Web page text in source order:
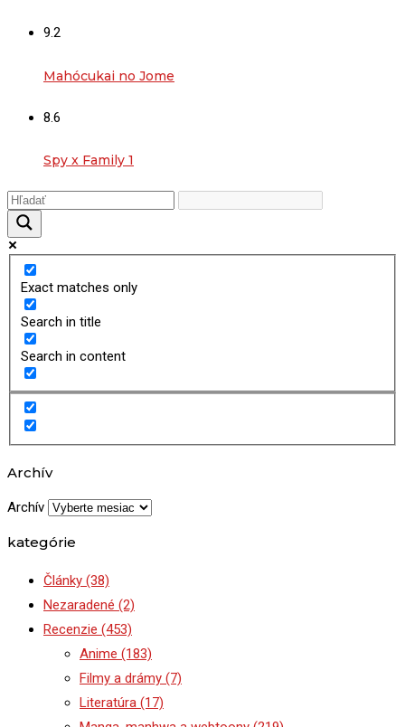
9.2
Mahócukai no Jome
8.6
Spy x Family 1
Exact matches only
Search in title
Search in content
Archív
Archív
kategórie
Články (38)
Nezaradené (2)
Recenzie (453)
Anime (183)
Filmy a drámy (7)
Literatúra (17)